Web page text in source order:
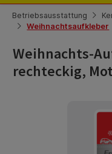
Betriebsausstattung
Weihnachtsaufkleber
Weihnachts-
rechteckig,